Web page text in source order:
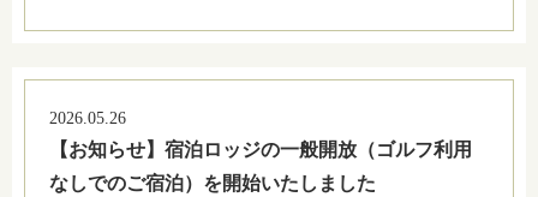
2026.05.26
【お知らせ】宿泊ロッジの一般開放（ゴルフ利用
なしでのご宿泊）を開始いたしました